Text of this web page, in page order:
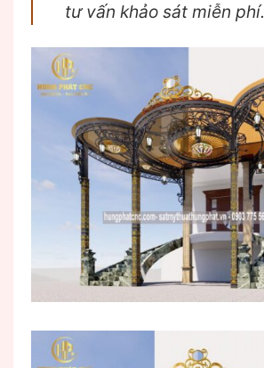
tư vấn khảo sát miễn phí.